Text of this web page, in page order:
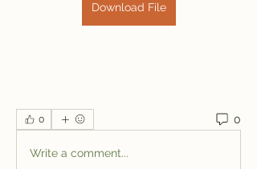
Download File
0 0
Write a comment...